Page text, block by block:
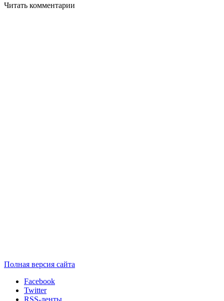
Читать комментарии
Полная версия сайта
Facebook
Twitter